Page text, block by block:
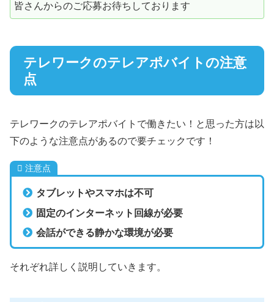
皆さんからのご応募お待ちしております
テレワークのテレアポバイトの注意
点
テレワークのテレアポバイトで働きたい！と思った方は以
下のような注意点があるので要チェックです！
注意点
タブレットやスマホは不可
固定のインターネット回線が必要
会話ができる静かな環境が必要
それぞれ詳しく説明していきます。